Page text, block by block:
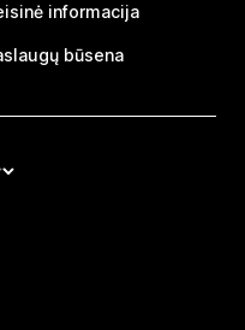
informacija
būsena